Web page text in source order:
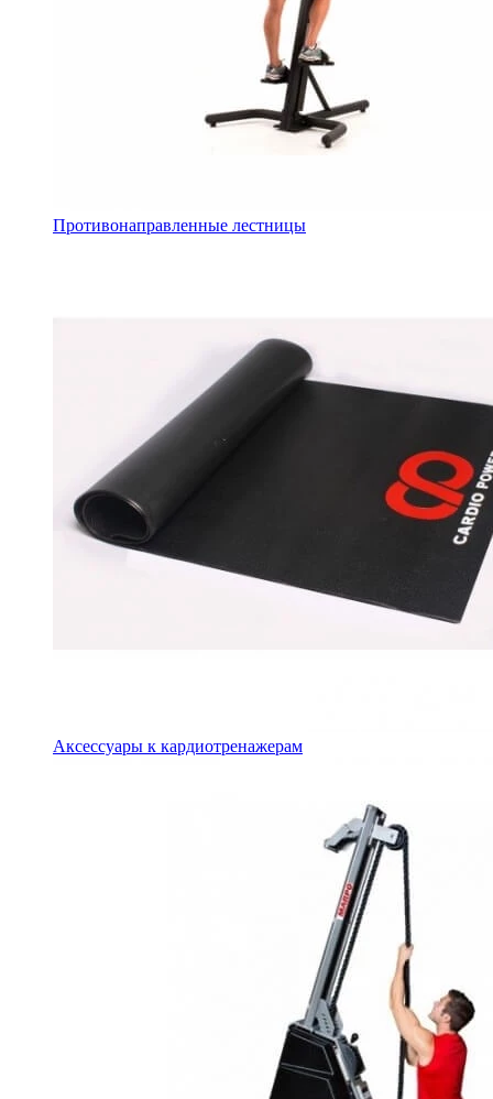
Противонаправленные лестницы
Аксессуары к кардиотренажерам